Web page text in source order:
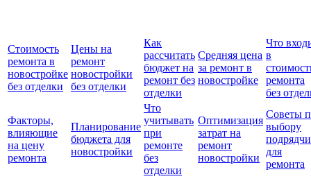
Стоимость
ремонта в
новостройке
без отделки
Цены на
ремонт
новостройки
без отделки
Как
рассчитать
бюджет на
ремонт без
отделки
Средняя цена
за ремонт в
новостройке
Что
в
ремонта
без
Факторы,
влияющие
на цену
ремонта
Планирование
бюджета для
новостройки
Что
учитывать
при
ремонте
без
отделки
Оптимизация
затрат на
ремонт
новостройки
Советы
выбору
для
ремонта